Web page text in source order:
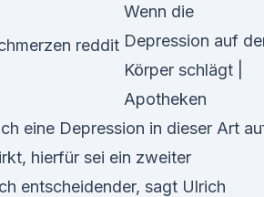
Wenn die
Depression auf
Körper schlägt |
Apotheken
eine Depression in dieser Art
hierfür sei ein zweiter
entscheidender, sagt Ulrich